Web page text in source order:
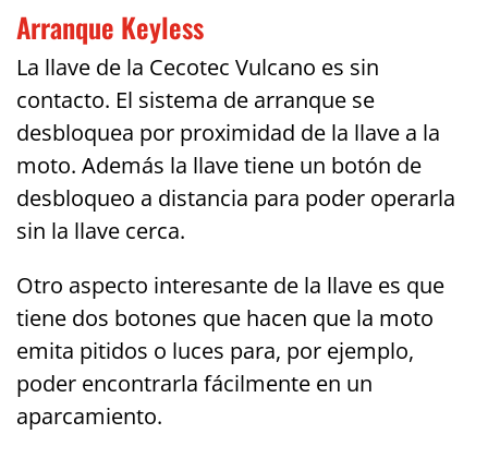
Arranque Keyless
La llave de la Cecotec Vulcano es sin
contacto. El sistema de arranque se
desbloquea por proximidad de la llave a la
moto. Además la llave tiene un botón de
desbloqueo a distancia para poder operarla
sin la llave cerca.
Otro aspecto interesante de la llave es que
tiene dos botones que hacen que la moto
emita pitidos o luces para, por ejemplo,
poder encontrarla fácilmente en un
aparcamiento.